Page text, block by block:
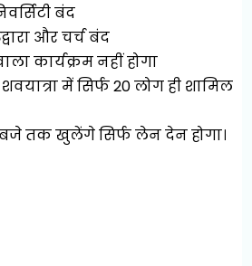
बंद
और चर्च बंद
कार्यक्रम नहीं होगा
में सिर्फ 20 लोग ही शामिल
तक खुलेंगे सिर्फ लेन देन होगा।